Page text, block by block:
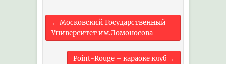
← Московский Государственный
Университет им.Ломоносова
Point-Rouge – караоке клуб →